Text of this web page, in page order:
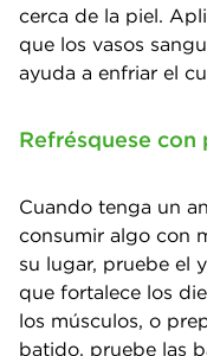
cerca de la piel.
que los vasos
ayuda a enfriar el
Refrésquese con
Cuando tenga un
consumir algo con
su lugar, pruebe el
que fortalece los
los músculos, o
batido, pruebe las